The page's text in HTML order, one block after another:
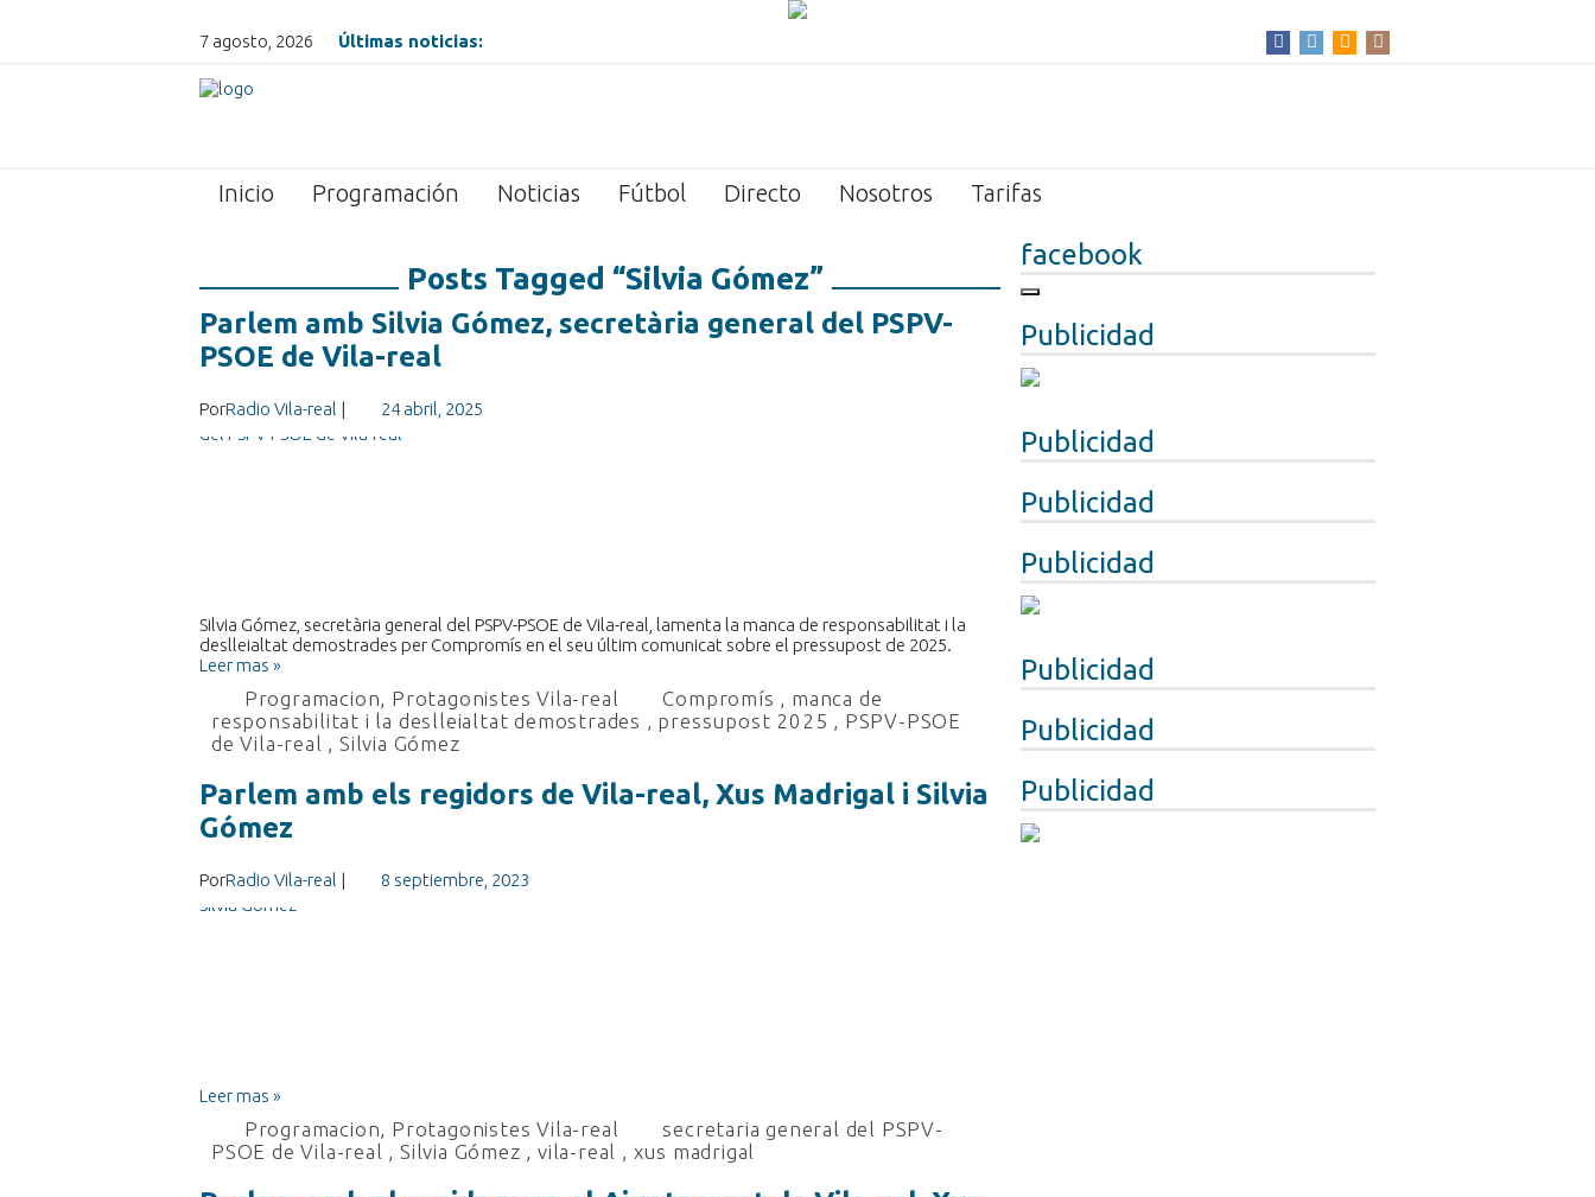
7 agosto, 2026 Últimas noticias:
Inicio Programación Noticias Fútbol Directo Nosotros Tarifas
facebook
Publicidad
Publicidad
Publicidad
Publicidad
Publicidad
Publicidad
Publicidad
Posts Tagged “Silvia Gómez”
Parlem amb Silvia Gómez, secretària general del PSPV-
PSOE de Vila-real
PorRadio Vila-real | 24 abril, 2025
Silvia Gómez, secretària general del PSPV-PSOE de Vila-real, lamenta la manca de responsabilitat i la
deslleialtat demostrades per Compromís en el seu últim comunicat sobre el pressupost de 2025.
Leer mas »
Programacion, Protagonistes Vila-real Compromís , manca de
responsabilitat i la deslleialtat demostrades , pressupost 2025 , PSPV-PSOE
de Vila-real ,Silvia Gómez
Parlem amb els regidors de Vila-real, Xus Madrigal i Silvia
Gómez
PorRadio Vila-real | 8 septiembre, 2023
Leer mas »
Programacion, Protagonistes Vila-real
secretaria general del PSPV-
PSOE de Vila-real ,Silvia Gómez ,vila-real , xus madrigal